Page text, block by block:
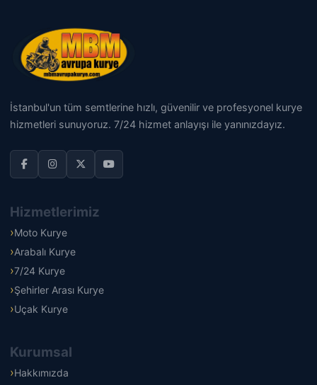
İstanbul'un tüm semtlerine hızlı, güvenilir ve profesyonel kurye
hizmetleri sunuyoruz. 7/24 hizmet anlayışı ile yanınızdayız.
Hizmetlerimiz
Moto Kurye
Arabalı Kurye
7/24 Kurye
Şehirler Arası Kurye
Uçak Kurye
Kurumsal
Hakkımızda